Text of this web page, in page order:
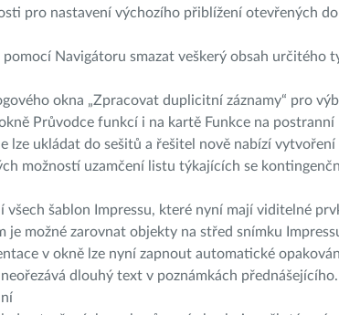
pro nastavení výchozího přiblížení otevřených
Navigátoru smazat veškerý obsah určitého
okna „Zpracovat duplicitní záznamy“ pro
Průvodce funkcí i na kartě Funkce na
ukládat do sešitů a řešitel nově nabízí
možností uzamčení listu týkajících se
šablon Impressu, které nyní mají viditelné
možné zarovnat objekty na střed snímku
v okně lze nyní zapnout automatické
dlouhý text v poznámkách přednášejícího.